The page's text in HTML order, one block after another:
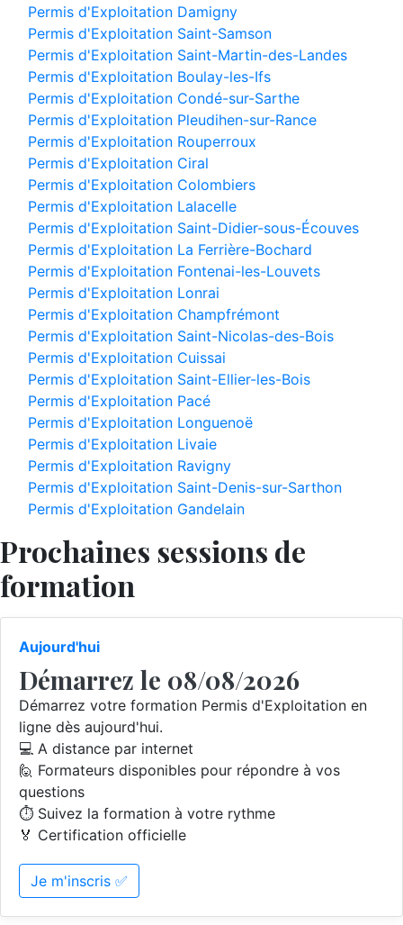
Permis d'Exploitation Damigny
Permis d'Exploitation Saint-Samson
Permis d'Exploitation Saint-Martin-des-Landes
Permis d'Exploitation Boulay-les-Ifs
Permis d'Exploitation Condé-sur-Sarthe
Permis d'Exploitation Pleudihen-sur-Rance
Permis d'Exploitation Rouperroux
Permis d'Exploitation Ciral
Permis d'Exploitation Colombiers
Permis d'Exploitation Lalacelle
Permis d'Exploitation Saint-Didier-sous-Écouves
Permis d'Exploitation La Ferrière-Bochard
Permis d'Exploitation Fontenai-les-Louvets
Permis d'Exploitation Lonrai
Permis d'Exploitation Champfrémont
Permis d'Exploitation Saint-Nicolas-des-Bois
Permis d'Exploitation Cuissai
Permis d'Exploitation Saint-Ellier-les-Bois
Permis d'Exploitation Pacé
Permis d'Exploitation Longuenoë
Permis d'Exploitation Livaie
Permis d'Exploitation Ravigny
Permis d'Exploitation Saint-Denis-sur-Sarthon
Permis d'Exploitation Gandelain
Prochaines sessions de
formation
Aujourd'hui
Démarrez le 08/08/2026
Démarrez votre formation Permis d'Exploitation en
ligne dès aujourd'hui.
💻 A distance par internet
🙋 Formateurs disponibles pour répondre à vos
questions
⏱️ Suivez la formation à votre rythme
🏅 Certification officielle
Je m'inscris ✅